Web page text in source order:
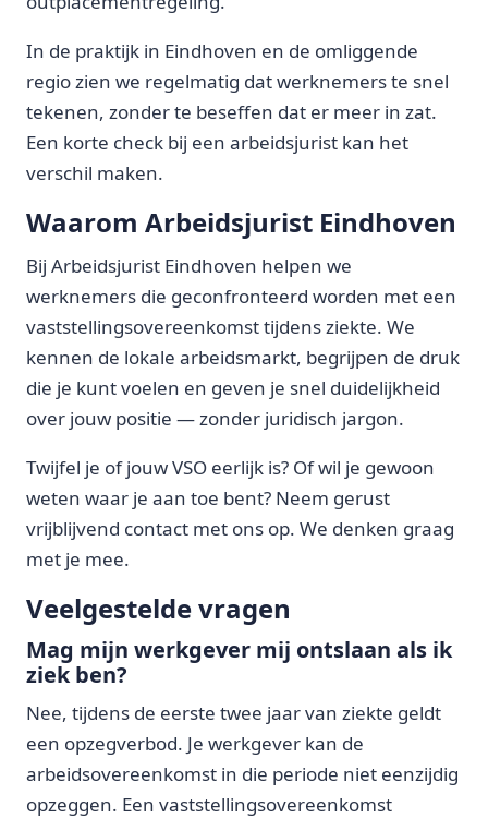
In de praktijk in Eindhoven en de omliggende
regio zien we regelmatig dat werknemers te snel
tekenen, zonder te beseffen dat er meer in zat.
Een korte check bij een arbeidsjurist kan het
verschil maken.
Waarom Arbeidsjurist Eindhoven
Bij Arbeidsjurist Eindhoven helpen we
werknemers die geconfronteerd worden met een
vaststellingsovereenkomst tijdens ziekte. We
kennen de lokale arbeidsmarkt, begrijpen de druk
die je kunt voelen en geven je snel duidelijkheid
over jouw positie — zonder juridisch jargon.
Twijfel je of jouw VSO eerlijk is? Of wil je gewoon
weten waar je aan toe bent? Neem gerust
vrijblijvend contact met ons op. We denken graag
met je mee.
Veelgestelde vragen
Mag mijn werkgever mij ontslaan als ik
ziek ben?
Nee, tijdens de eerste twee jaar van ziekte geldt
een opzegverbod. Je werkgever kan de
arbeidsovereenkomst in die periode niet eenzijdig
opzeggen. Een vaststellingsovereenkomst